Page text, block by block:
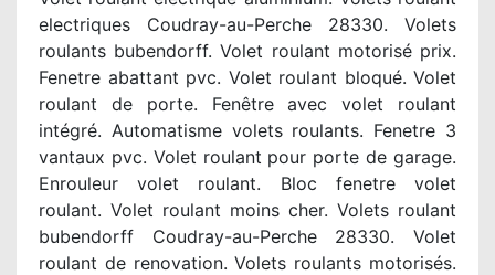
electriques Coudray-au-Perche 28330. Volets
roulants bubendorff. Volet roulant motorisé prix.
Fenetre abattant pvc. Volet roulant bloqué. Volet
roulant de porte. Fenêtre avec volet roulant
intégré. Automatisme volets roulants. Fenetre 3
vantaux pvc. Volet roulant pour porte de garage.
Enrouleur volet roulant. Bloc fenetre volet
roulant. Volet roulant moins cher. Volets roulant
bubendorff Coudray-au-Perche 28330. Volet
roulant de renovation. Volets roulants motorisés.